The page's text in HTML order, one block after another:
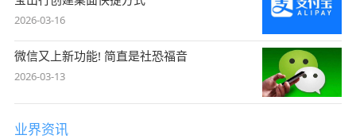
2026-03-16
微信又上新功能! 简直是社恐福音
2026-03-13
业界资讯